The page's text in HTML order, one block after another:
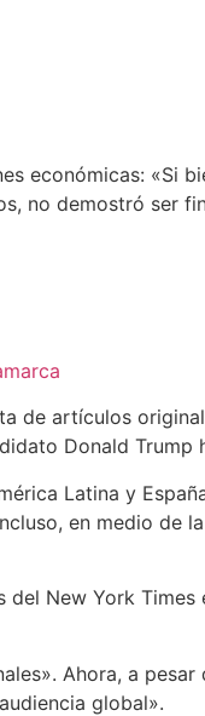
económicas: «Si
no demostró ser
de artículos
Donald Trump
Latina y
en medio de
New York Times
Ahora, a
global».